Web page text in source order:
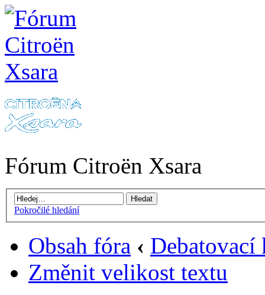
Fórum Citroën Xsara
Pokročilé hledání
Obsah fóra ‹ Debatovací
Změnit velikost textu